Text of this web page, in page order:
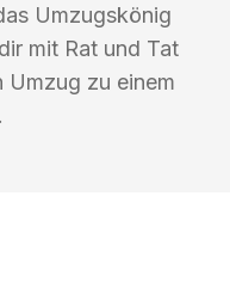
Umzugskönig
mit Rat und Tat
Umzug zu einem